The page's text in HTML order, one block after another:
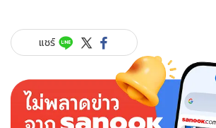
ตน
"มิ้
ไป
รยา"
ก้าว
แชร์